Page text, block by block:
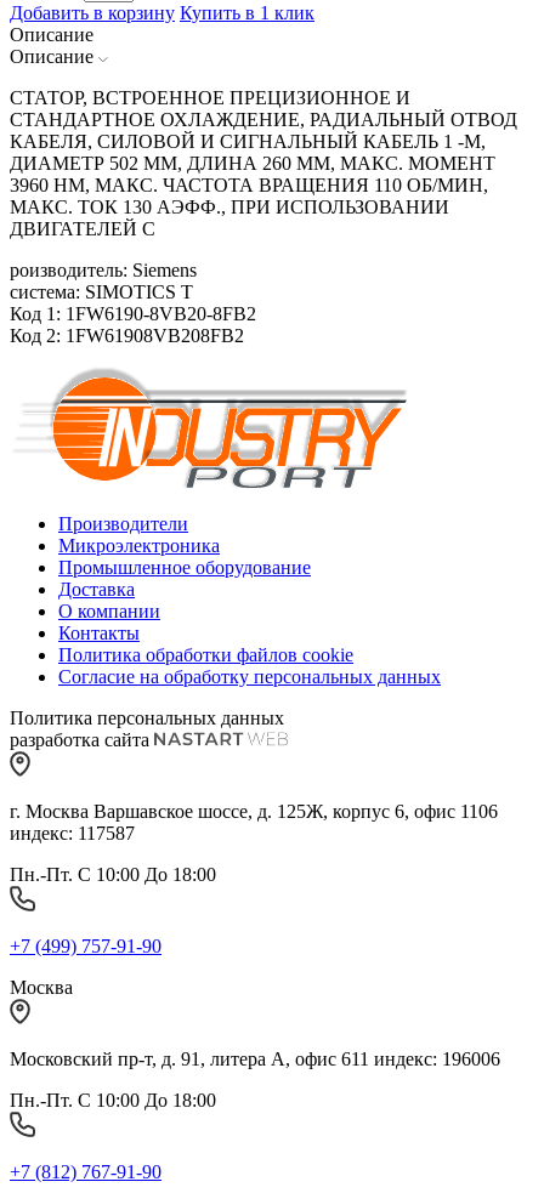
Добавить в корзину Купить в 1 клик
Описание
Описание
СТАТОР, ВСТРОЕННОЕ ПРЕЦИЗИОННОЕ И
СТАНДАРТНОЕ ОХЛАЖДЕНИЕ, РАДИАЛЬНЫЙ ОТВОД
КАБЕЛЯ, СИЛОВОЙ И СИГНАЛЬНЫЙ КАБЕЛЬ 1 -М,
ДИАМЕТР 502 ММ, ДЛИНА 260 ММ, МАКС. МОМЕНТ
3960 HM, МАКС. ЧАСТОТА ВРАЩЕНИЯ 110 ОБ/МИН,
МАКС. ТОК 130 АЭФФ., ПРИ ИСПОЛЬЗОВАНИИ
ДВИГАТЕЛЕЙ С
роизводитель: Siemens
система: SIMOTICS T
Код 1: 1FW6190-8VB20-8FB2
Код 2: 1FW61908VB208FB2
Производители
Микроэлектроника
Промышленное оборудование
Доставка
О компании
Контакты
Политика обработки файлов cookie
Согласие на обработку персональных данных
Политика персональных данных
разработка сайта
г. Москва Варшавское шоссе, д. 125Ж, корпус 6, офис 1106
индекс: 117587
Пн.-Пт. С 10:00 До 18:00
+7 (499) 757-91-90
Москва
Московский пр-т, д. 91, литера А, офис 611 индекс: 196006
Пн.-Пт. С 10:00 До 18:00
+7 (812) 767-91-90